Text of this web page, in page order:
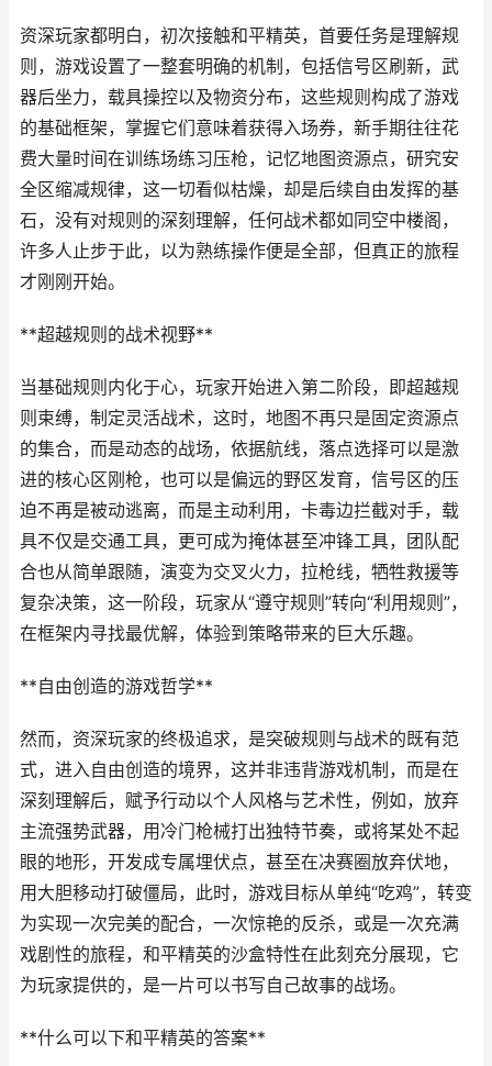
资深玩家都明白，初次接触和平精英，首要任务是理解规
则，游戏设置了一整套明确的机制，包括信号区刷新，武
器后坐力，载具操控以及物资分布，这些规则构成了游戏
的基础框架，掌握它们意味着获得入场券，新手期往往花
费大量时间在训练场练习压枪，记忆地图资源点，研究安
全区缩减规律，这一切看似枯燥，却是后续自由发挥的基
石，没有对规则的深刻理解，任何战术都如同空中楼阁，
许多人止步于此，以为熟练操作便是全部，但真正的旅程
才刚刚开始。
**超越规则的战术视野**
当基础规则内化于心，玩家开始进入第二阶段，即超越规
则束缚，制定灵活战术，这时，地图不再只是固定资源点
的集合，而是动态的战场，依据航线，落点选择可以是激
进的核心区刚枪，也可以是偏远的野区发育，信号区的压
迫不再是被动逃离，而是主动利用，卡毒边拦截对手，载
具不仅是交通工具，更可成为掩体甚至冲锋工具，团队配
合也从简单跟随，演变为交叉火力，拉枪线，牺牲救援等
复杂决策，这一阶段，玩家从“遵守规则”转向“利用规则”，
在框架内寻找最优解，体验到策略带来的巨大乐趣。
**自由创造的游戏哲学**
然而，资深玩家的终极追求，是突破规则与战术的既有范
式，进入自由创造的境界，这并非违背游戏机制，而是在
深刻理解后，赋予行动以个人风格与艺术性，例如，放弃
主流强势武器，用冷门枪械打出独特节奏，或将某处不起
眼的地形，开发成专属埋伏点，甚至在决赛圈放弃伏地，
用大胆移动打破僵局，此时，游戏目标从单纯“吃鸡”，转变
为实现一次完美的配合，一次惊艳的反杀，或是一次充满
戏剧性的旅程，和平精英的沙盒特性在此刻充分展现，它
为玩家提供的，是一片可以书写自己故事的战场。
**什么可以下和平精英的答案**